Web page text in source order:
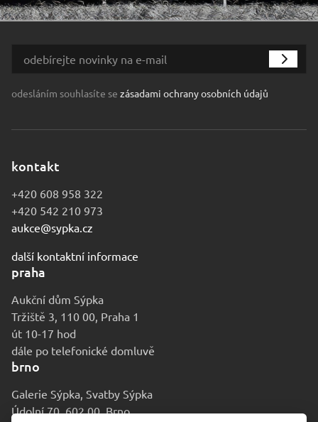
odesláním souhlasíte se zásadami ochrany osobních údajů
kontakt
+420 608 958 322
+420 542 210 973
aukce@sypka.cz
další kontaktní informace
praha
Aukční dům Sýpka
Tržiště 3, 110 00, Praha 1
út 10-17 hod
dále po telefonické domluvě
brno
Galerie Sýpka, Svatby Sýpka
Údolní 70, 602 00, Brno